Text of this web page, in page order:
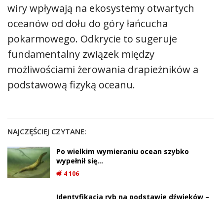
wiry wpływają na ekosystemy otwartych
oceanów od dołu do góry łańcucha
pokarmowego. Odkrycie to sugeruje
fundamentalny związek między
możliwościami żerowania drapieżników a
podstawową fizyką oceanu.
NAJCZĘŚCIEJ CZYTANE:
Po wielkim wymieraniu ocean szybko
wypełnił się…
4 106
Identyfikacja ryb na podstawie dźwięków –